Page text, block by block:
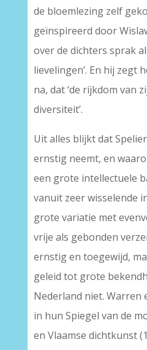
de bloemlezing zelf
geïnspireerd door
over de dichters sprak
lievelingen’. En hij zegt
na, dat ‘de rijkdom van
diversiteit’.
Uit alles blijkt dat
ernstig neemt, en
een grote intellectuele
vanuit zeer wisselende
grote variatie met
vrije als gebonden
ernstig en toegewijd,
geleid tot grote
Nederland niet. Warren
in hun Spiegel van de
en Vlaamse dichtkunst